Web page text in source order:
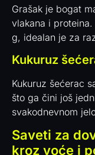
Grašak je bogat
vlakana i
g, idealan je za
Kukuruz
Kukuruz šećerac
što ga čini još
svakodnevnom
Saveti za
kroz voće i